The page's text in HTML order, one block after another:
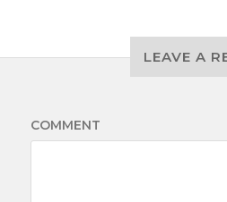
LEAVE A
COMMENT